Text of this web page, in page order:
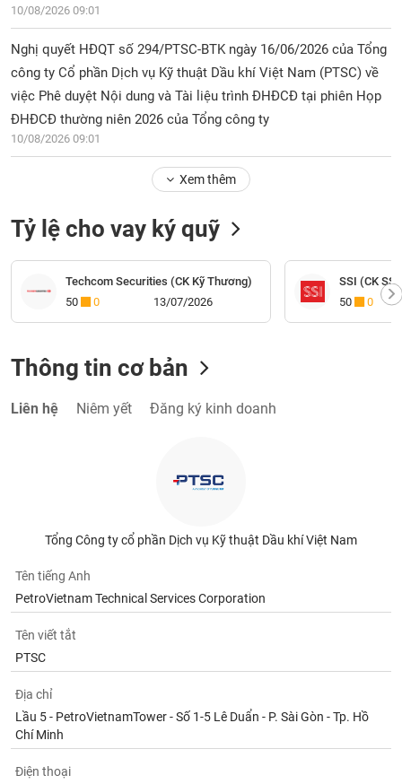
10/08/2026 09:01
Nghị quyết HĐQT số 294/PTSC-BTK ngày 16/06/2026 của Tổng
công ty Cổ phần Dịch vụ Kỹ thuật Dầu khí Việt Nam (PTSC) về
việc Phê duyệt Nội dung và Tài liệu trình ĐHĐCĐ tại phiên Họp
ĐHĐCĐ thường niên 2026 của Tổng công ty
10/08/2026 09:01
Xem thêm
Tỷ lệ cho vay ký quỹ
Techcom Securities (CK Kỹ Thương)
50
0 13/07/2026
SSI (CK
50
0
Thông tin cơ bản
Liên hệ Niêm yết Đăng ký kinh doanh
Tổng Công ty cổ phần Dịch vụ Kỹ thuật Dầu khí Việt Nam
Tên tiếng Anh
PetroVietnam Technical Services Corporation
Tên viết tắt
PTSC
Địa chỉ
Lầu 5 - PetroVietnamTower - Số 1-5 Lê Duẩn - P. Sài Gòn - Tp. Hồ
Chí Minh
Điện thoại